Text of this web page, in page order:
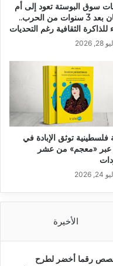
سوق البوستة تعود إلى أم
درمان بعد 3 سنوات من الحرب..
للذاكرة الثقافية رغم التحديات
2026
فلسطينية توثق الإبادة في
عبر «معجم» من عشر
2026
الأخيرة
يخصص رقما أخضر لطرح